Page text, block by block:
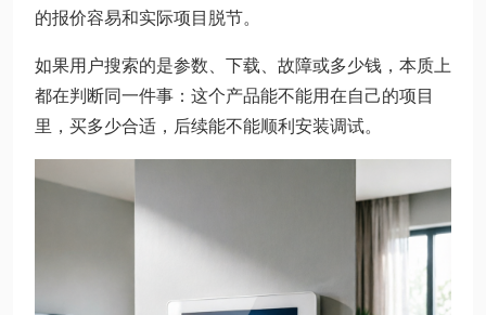
的报价容易和实际项目脱节。
如果用户搜索的是参数、下载、故障或多少钱，本质上
都在判断同一件事：这个产品能不能用在自己的项目
里，买多少合适，后续能不能顺利安装调试。